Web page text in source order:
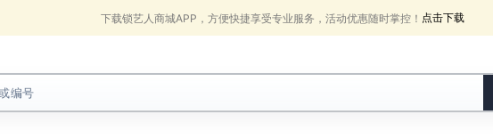
下载锁艺人商城APP，方便快捷享受专业服务，活动优惠随时掌控！ 点击下载